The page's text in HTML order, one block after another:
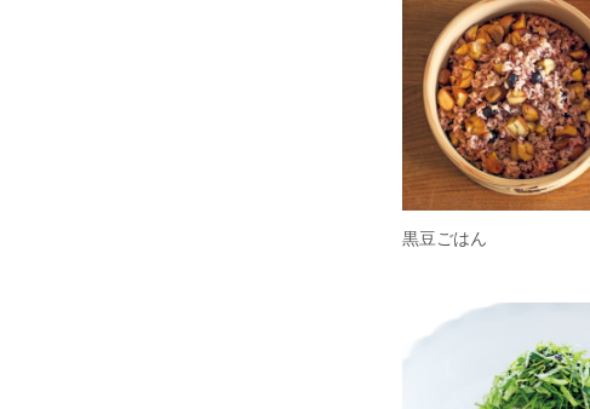
黒豆ごはん